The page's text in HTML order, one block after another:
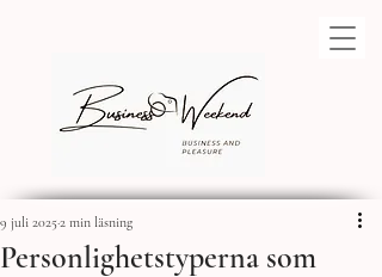
Personlighetstyperna som
9 juli 20252 min läsning